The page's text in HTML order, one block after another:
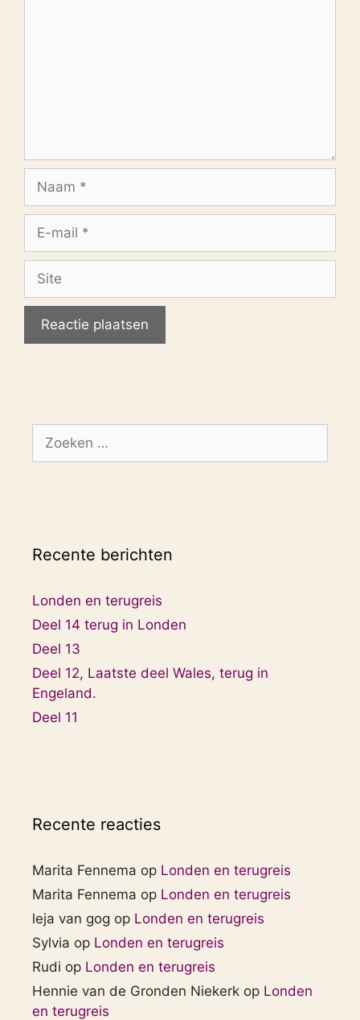
mail
naar:
Recente berichten
Londen en terugreis
Deel 14 terug in Londen
Deel 13
Deel 12, Laatste deel Wales, terug in
Engeland.
Deel 11
Recente reacties
Marita Fennema op Londen en terugreis
Marita Fennema op Londen en terugreis
leja van gog op Londen en terugreis
Sylvia op Londen en terugreis
Rudi op Londen en terugreis
Hennie van de Gronden Niekerk op Londen
en terugreis